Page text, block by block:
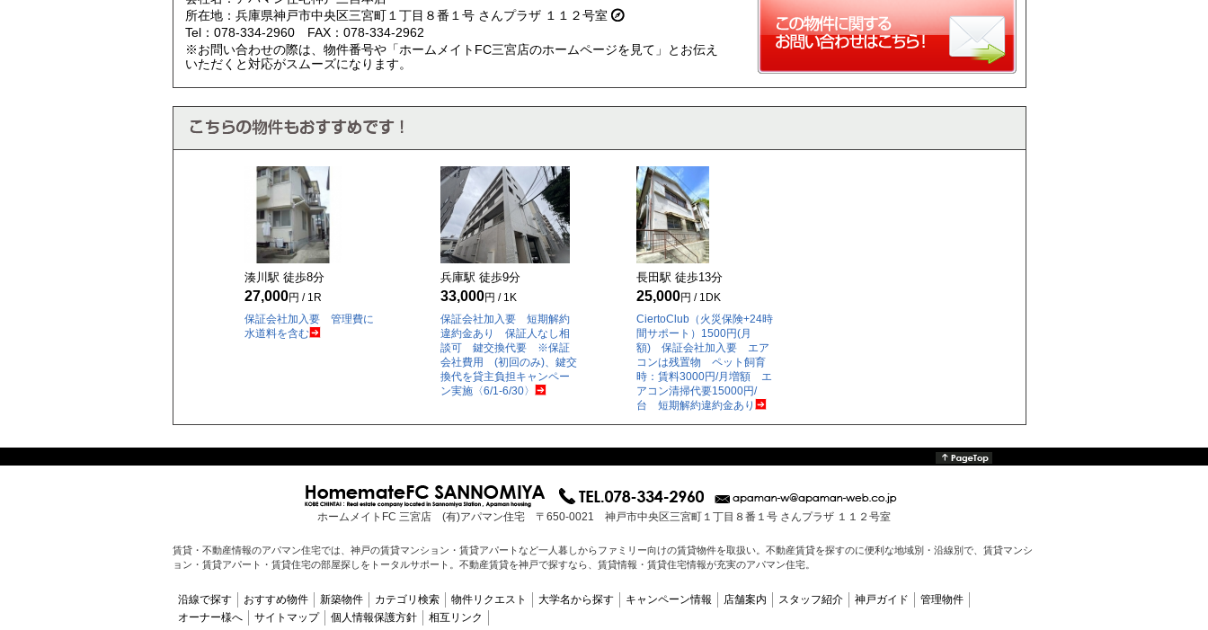
所在地：兵庫県神戸市中央区三宮町１丁目８番１号 さんプラザ １１２号室
Tel：078-334-2960 FAX：078-334-2962
※お問い合わせの際は、物件番号や「ホームメイトFC三宮店のホームページを見て」とお伝え
いただくと対応がスムーズになります。
湊川駅 徒歩8分
27,000円 / 1R
保証会社加入要 管理費に
水道料を含む
兵庫駅 徒歩9分
33,000円 / 1K
保証会社加入要 短期解約
違約金あり 保証人なし相
談可 鍵交換代要 ※保証
会社費用 (初回のみ)、鍵交
換代を貸主負担キャンペー
ン実施〈6/1-6/30〉
長田駅 徒歩13分
25,000円 / 1DK
CiertoClub（火災保険+24時
間サポート）1500円(月
額) 保証会社加入要 エア
コンは残置物 ペット飼育
時：賃料3000円/月増額 エ
アコン清掃代要15000円/
台 短期解約違約金あり
ホームメイトFC 三宮店 (有)アパマン住宅 〒650-0021 神戸市中央区三宮町１丁目８番１号 さんプラザ １１２号室
賃貸・不動産情報のアパマン住宅では、神戸の賃貸マンション・賃貸アパートなど一人暮しからファミリー向けの賃貸物件を取扱い。不動産賃貸を探すのに便利な地域別・沿線別で、賃貸マンシ
ョン・賃貸アパート・賃貸住宅の部屋探しをトータルサポート。不動産賃貸を神戸で探すなら、賃貸情報・賃貸住宅情報が充実のアパマン住宅。
沿線で探す おすすめ物件 新築物件 カテゴリ検索 物件リクエスト 大学名から探す キャンペーン情報 店舗案内 スタッフ紹介 神戸ガイド
管理物件
オーナー様へ
サイトマップ 個人情報保護方針 相互リンク